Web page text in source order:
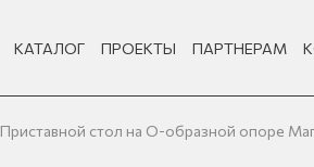
КАТАЛОГ ПРОЕКТЫ ПАРТНЕРАМ
Приставной стол на О-образной опоре